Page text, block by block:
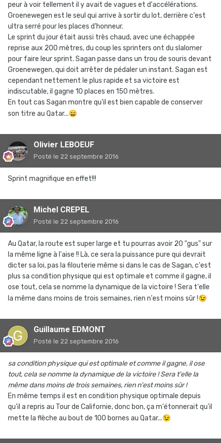
peur à voir tellement il y avait de vagues et d'accélérations.
Groenewegen est le seul qui arrive à sortir du lot, derrière c'est
ultra serré pour les places d'honneur.
Le sprint du jour était aussi très chaud, avec une échappée
reprise aux 200 mètres, du coup les sprinters ont du slalomer
pour faire leur sprint. Sagan passe dans un trou de souris devant
Groenewegen, qui doit arrêter de pédaler un instant. Sagan est
cependant nettement le plus rapide et sa victoire est
indiscutable, il gagne 10 places en 150 mètres.
En tout cas Sagan montre qu'il est bien capable de conserver
son titre au Qatar...😄
Olivier LEBOEUF
Posté le 22 septembre 2016
Sprint magnifique en effet!!!
Michel CREPEL
Posté le 22 septembre 2016
Au Qatar, la route est super large et tu pourras avoir 20 "gus" sur
la même ligne à l'aise !! Là, ce sera la puissance pure qui devrait
dicter sa loi, pas la filouterie même si dans le cas de Sagan, c'est
plus sa condition physique qui est optimale et comme il gagne, il
ose tout, cela se nomme la dynamique de la victoire ! Sera t'elle
la même dans moins de trois semaines, rien n'est moins sûr !😉
Guillaume EDMONT
Posté le 22 septembre 2016
sa condition physique qui est optimale et comme il gagne, il ose
tout, cela se nomme la dynamique de la victoire ! Sera t'elle la
même dans moins de trois semaines, rien n'est moins sûr !
En même temps il est en condition physique optimale depuis
qu'il a repris au Tour de Californie, donc bon, ça m'étonnerait qu'il
mette la flèche au bout de 100 bornes au Qatar...😉